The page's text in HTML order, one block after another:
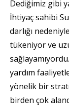
Dediğimiz gibi
İhtiyaç sahibi
darlığı
tükeniyor ve
yardım
yönelik bir
birden çok